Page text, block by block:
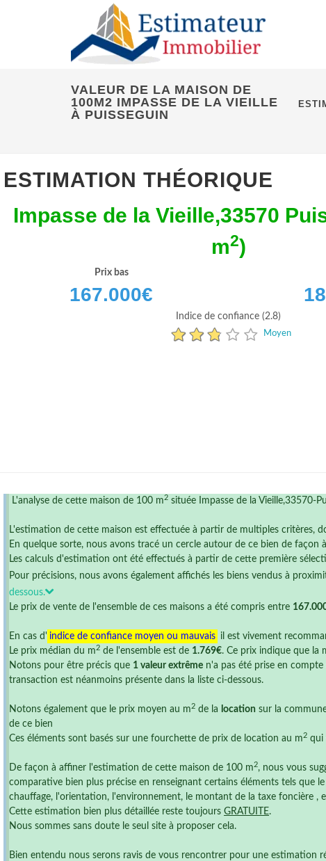
VALEUR DE LA MAISON DE
100M2 IMPASSE DE LA VIEILLE
À PUISSEGUIN
ESTIMATION THÉORIQUE
Impasse de la Vieille,33570
m2)
Prix bas
167.000€
Indice de confiance (2.8)
Moyen
L'analyse de cette maison de 100 m 2 située Impasse de la Vieille,33570-
L'estimation de cette maison est effectuée à partir de multiples critères,
En quelque sorte, nous avons tracé un cercle autour de ce bien de
Les calculs d'estimation ont été effectués à partir de cette première
Pour précisions, nous avons également affichés les biens vendus à
dessous.
Le prix de vente de l'ensemble de ces maisons a été compris entre
En cas d' indice de confiance moyen ou mauvais il est vivement
Le prix médian du m 2 de l'ensemble est de 1.769€. Ce prix indique que la
Notons pour être précis que 1 valeur extrême n'a pas été prise en
transaction est néanmoins présente dans la liste ci-dessous.
Notons également que le prix moyen au m 2 de la location sur la
de ce bien
Ces éléments sont basés sur une fourchette de prix de location au m 2 qui
De façon à affiner l'estimation de cette maison de 100 m 2, nous vous
comparative bien plus précise en renseignant certains éléments tels que
chauffage, l'orientation, l'environnement, le montant de la taxe foncière ,
Cette estimation bien plus détaillée reste toujours GRATUITE.
Nous sommes sans doute le seul site à proposer cela.
Bien entendu nous serons ravis de vous rencontrer pour une